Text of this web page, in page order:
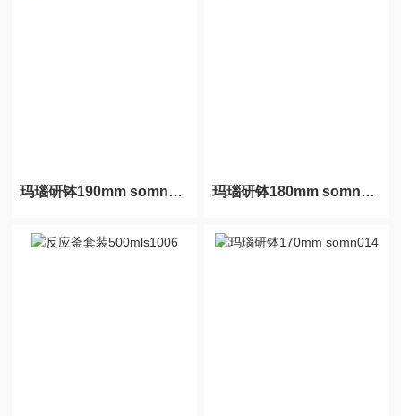
玛瑙研钵190mm somn016 玛瑙研钵180mm somn015